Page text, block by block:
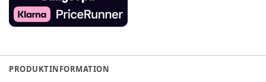
PRODUKTINFORMATION